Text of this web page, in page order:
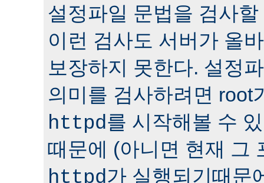
설정파일 문법을 검사
이런 검사도 서버가 올
보장하지 못한다. 설정
의미를 검사하려면 root
httpd를 시작해볼 수
때문에 (아니면 현재 그
httpd가 실행되기때문